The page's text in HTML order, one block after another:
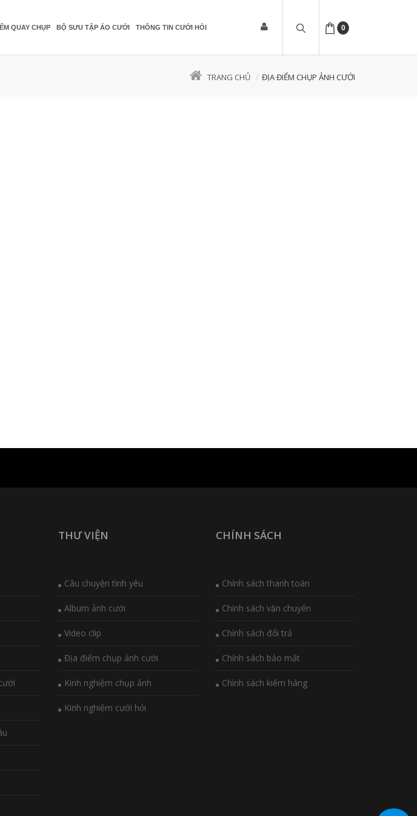
0
QUAY CHỤP BỘ SƯU TẬP ÁO CƯỚI THÔNG TIN CƯỚI HỎI
TRANG CHỦ ĐỊA ĐIỂM CHỤP ẢNH CƯỚI
THƯ VIỆN
Câu chuyện tình yêu
Album ảnh cưới
Video clip
Địa điểm chụp ảnh cưới
Kinh nghiệm chụp ảnh
Kinh nghiệm cưới hỏi
CHÍNH SÁCH
Chính sách thanh toán
Chính sách vận chuyển
Chính sách đổi trả
Chính sách bảo mật
Chính sách kiểm hàng